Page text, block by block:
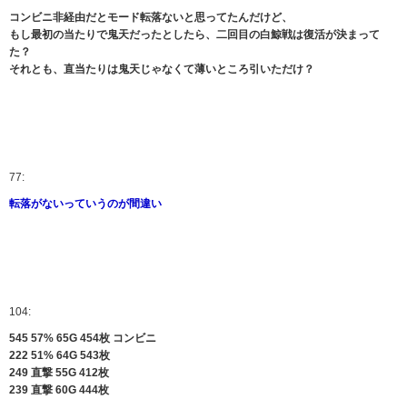
コンビニ非経由だとモード転落ないと思ってたんだけど、
もし最初の当たりで鬼天だったとしたら、二回目の白鯨戦は復活が決まって
た？
それとも、直当たりは鬼天じゃなくて薄いところ引いただけ？
77:
転落がないっていうのが間違い
104:
545 57% 65G 454枚 コンビニ
222 51% 64G 543枚
249 直撃 55G 412枚
239 直撃 60G 444枚